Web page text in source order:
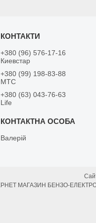
+380 (96) 576-17-16
Киевстар
+380 (99) 198-83-88
MTC
+380 (63) 043-76-63
Life
Валерій